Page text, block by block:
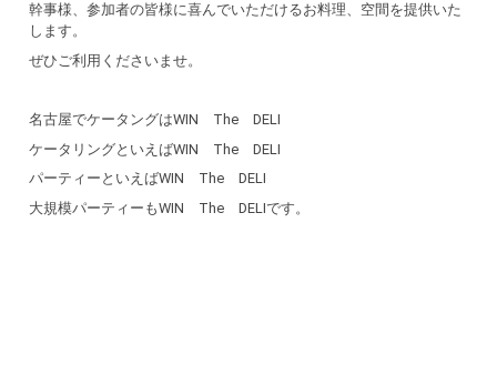
幹事様、参加者の皆様に喜んでいただけるお料理、空間を提供いた
します。
ぜひご利用くださいませ。
名古屋でケータングはWIN The DELI
ケータリングといえばWIN The DELI
パーティーといえばWIN The DELI
大規模パーティーもWIN The DELIです。